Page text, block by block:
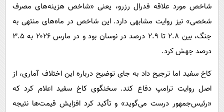
شاخص مورد علاقه فدرال رزرو، یعنی «شاخص هزینه‌های مصرف
شخصی» نیز روایت مشابهی دارد. این شاخص در ماه‌های منتهی به
جنگ، بین ۲.۸ تا ۲.۹ درصد در نوسان بود و در مارس ۲۰۲۶ به ۳.۵
درصد جهش کرد.
کاخ سفید اما ترجیح داد به جای توضیح درباره این اختلاف آماری، از
اصل روایت ترامپ دفاع کند. سخنگوی کاخ سفید اعلام کرد که
«رئیس‌جمهور درست می‌گوید» و تأکید کرد افزایش قیمت‌ها نتیجه